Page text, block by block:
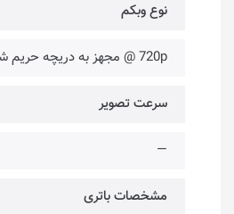
نوع وبکم
720p @ مجهز به دریچه حریم شخصی
سرعت تصویر
—
مشخصات باتری